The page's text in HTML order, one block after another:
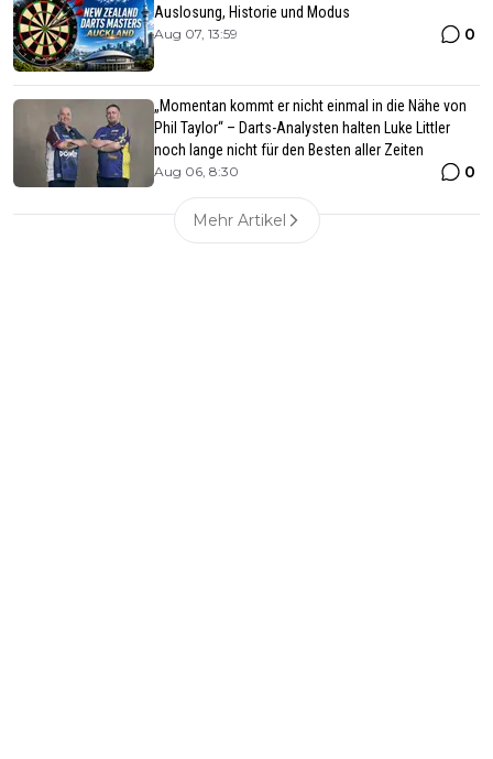
Auslosung, Historie und Modus
Aug 07, 13:59 0
„Momentan kommt er nicht einmal in die Nähe von
Phil Taylor“ – Darts-Analysten halten Luke Littler
noch lange nicht für den Besten aller Zeiten
Aug 06, 8:30 0
Mehr Artikel